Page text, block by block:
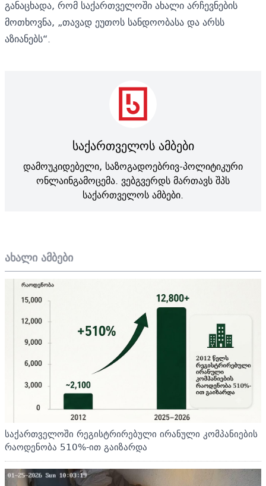
ახალი ამბები
საქართველოში რეგისტრირებული ირანული კომპანიების
რაოდენობა 510%-ით გაიზარდა
განაცხადა, რომ საქართველოში ახალი არჩევნების
მოთხოვნა, „თავად ეუთოს სანდოობასა და არსს
აზიანებს“.
საქართველოს ამბები
დამოუკიდებელი, საზოგადოებრივ-პოლიტიკური
ონლაინგამოცემა. ვებგვერდს მართავს შპს
საქართველოს ამბები.